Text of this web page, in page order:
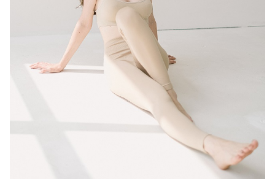
ホカオネオネはダサい？芸能人に人気
の理由！疲れるって本当？
16時間ダイエット1ヶ月の効果いつか
ら？痩せない&太った口コミ
足つぼを毎日する効果は？痛いところ
ランキング5選！やりすぎるとNG？